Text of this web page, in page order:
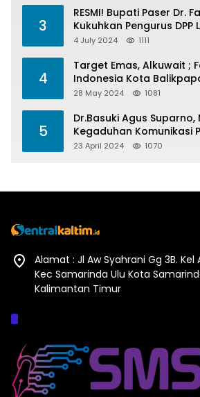
3
RESMI! Bupati Paser Dr.
Kukuhkan Pengurus DPP
4 July 2024 1111
4
Target Emas, Alkuwait ;
Indonesia Kota
Barometer Prestasi Di
28 May 2024 1081
5
Dr.Basuki Agus Suparno,
Kegaduhan Komunikasi
Pesta Politik 2024
23 April 2024 1070
Alamat : Jl Aw Syahrani Gg 3B. Kel
Kec Samarinda Ulu Kota
Kalimantan Timur